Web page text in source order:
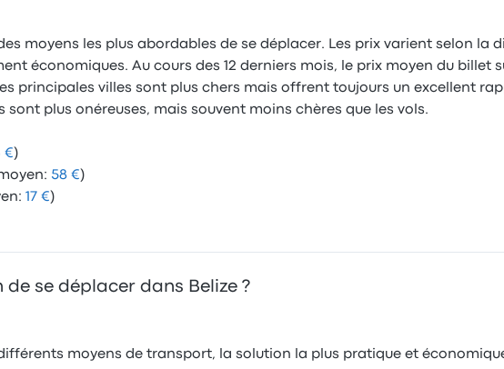
moyens les plus abordables de se déplacer. Les prix varient selon
économiques. Au cours des 12 derniers mois, le prix moyen du billet
principales villes sont plus chers mais offrent toujours un excellent
plus onéreuses, mais souvent moins chères que les vols.
€ )
58 € )
17 € )
se déplacer dans Belize ?
moyens de transport, la solution la plus pratique et